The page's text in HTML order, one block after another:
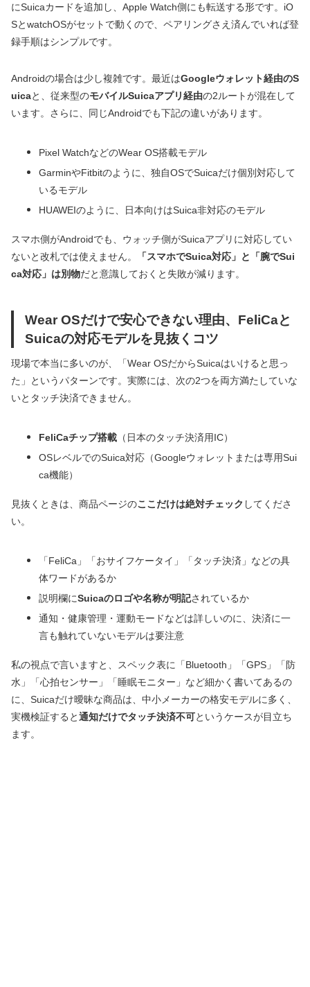
にSuicaカードを追加し、Apple Watch側にも転送する形です。iO
SとwatchOSがセットで動くので、ペアリングさえ済んでいれば登
録手順はシンプルです。
Androidの場合は少し複雑です。最近はGoogleウォレット経由のS
uicaと、従来型のモバイルSuicaアプリ経由の2ルートが混在して
います。さらに、同じAndroidでも下記の違いがあります。
Pixel WatchなどのWear OS搭載モデル
GarminやFitbitのように、独自OSでSuicaだけ個別対応して
いるモデル
HUAWEIのように、日本向けはSuica非対応のモデル
スマホ側がAndroidでも、ウォッチ側がSuicaアプリに対応してい
ないと改札では使えません。
「スマホでSuica対応」と「腕でSui
ca対応」は別物だと意識しておくと失敗が減ります。
Wear OSだけで安心できない理由、FeliCaと
Suicaの対応モデルを見抜くコツ
現場で本当に多いのが、「Wear OSだからSuicaはいけると思っ
た」というパターンです。実際には、次の2つを両方満たしていな
いとタッチ決済できません。
FeliCaチップ搭載 （日本のタッチ決済用IC）
OSレベルでのSuica対応（Googleウォレットまたは専用Sui
ca機能）
見抜くときは、商品ページのここだけは絶対チェック してくださ
い。
「FeliCa」「おサイフケータイ」「タッチ決済」などの具
体ワードがあるか
説明欄にSuicaのロゴや名称が明記されているか
通知・健康管理・運動モードなどは詳しいのに、決済に一
言も触れていないモデルは要注意
私の視点で言いますと、スペック表に「Bluetooth」「GPS」「防
水」「心拍センサー」「睡眠モニター」など細かく書いてあるの
に、Suicaだけ曖昧な商品は、中小メーカーの格安モデルに多く、
実機検証すると通知だけでタッチ決済不可というケースが目立ち
ます。